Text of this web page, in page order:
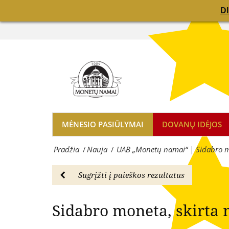
moneta,
skirta
maldai
„Sveika,
-
MĖNESIO PASIŪLYMAI DOVANŲ IDĖJOS
Pradžia /Nauja / UAB „Monetų namai“ | Sidabro
Sugrįžti į paieškos rezultatus
Sidabro moneta, skirta
Sidabro
UAB
namai“
žymiausių